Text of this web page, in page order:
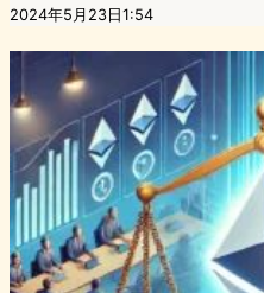
2024年5月23日1:54